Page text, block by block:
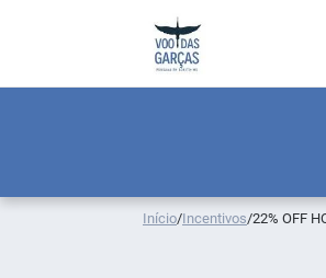
Início/Incentivos/22% OFF